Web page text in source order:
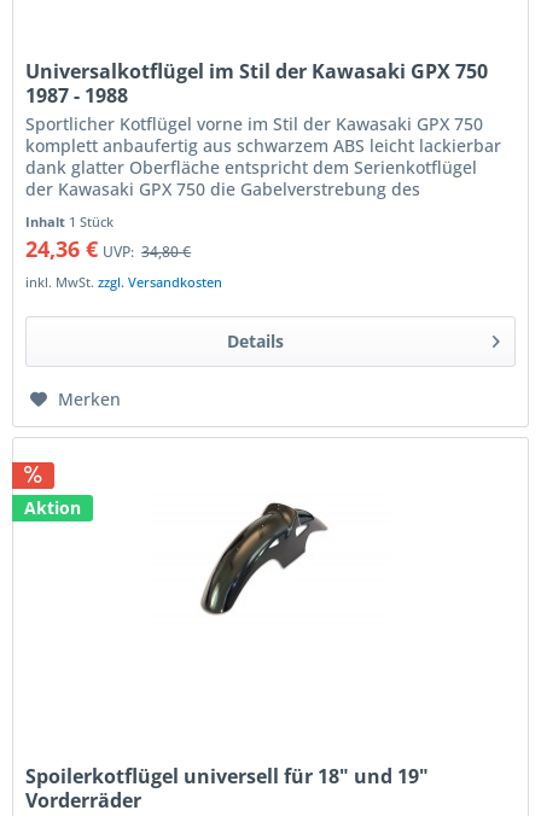
Universalkotflügel im Stil der Kawasaki GPX 750
1987 - 1988
Sportlicher Kotflügel vorne im Stil der Kawasaki GPX 750
komplett anbaufertig aus schwarzem ABS leicht lackierbar
dank glatter Oberfläche entspricht dem Serienkotflügel
der Kawasaki GPX 750 die Gabelverstrebung des
Inhalt 1 Stück
24,36 € UVP: 34,80 €
inkl. MwSt.zzgl. Versandkosten
Details
Merken
Aktion
Spoilerkotflügel universell für 18" und 19"
Vorderräder